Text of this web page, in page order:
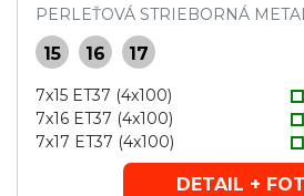
PERLEŤOVÁ STRIEBORNÁ
15 16 17
7x15 ET37 (4x100)
7x16 ET37 (4x100)
7x17 ET37 (4x100)
DETAIL +